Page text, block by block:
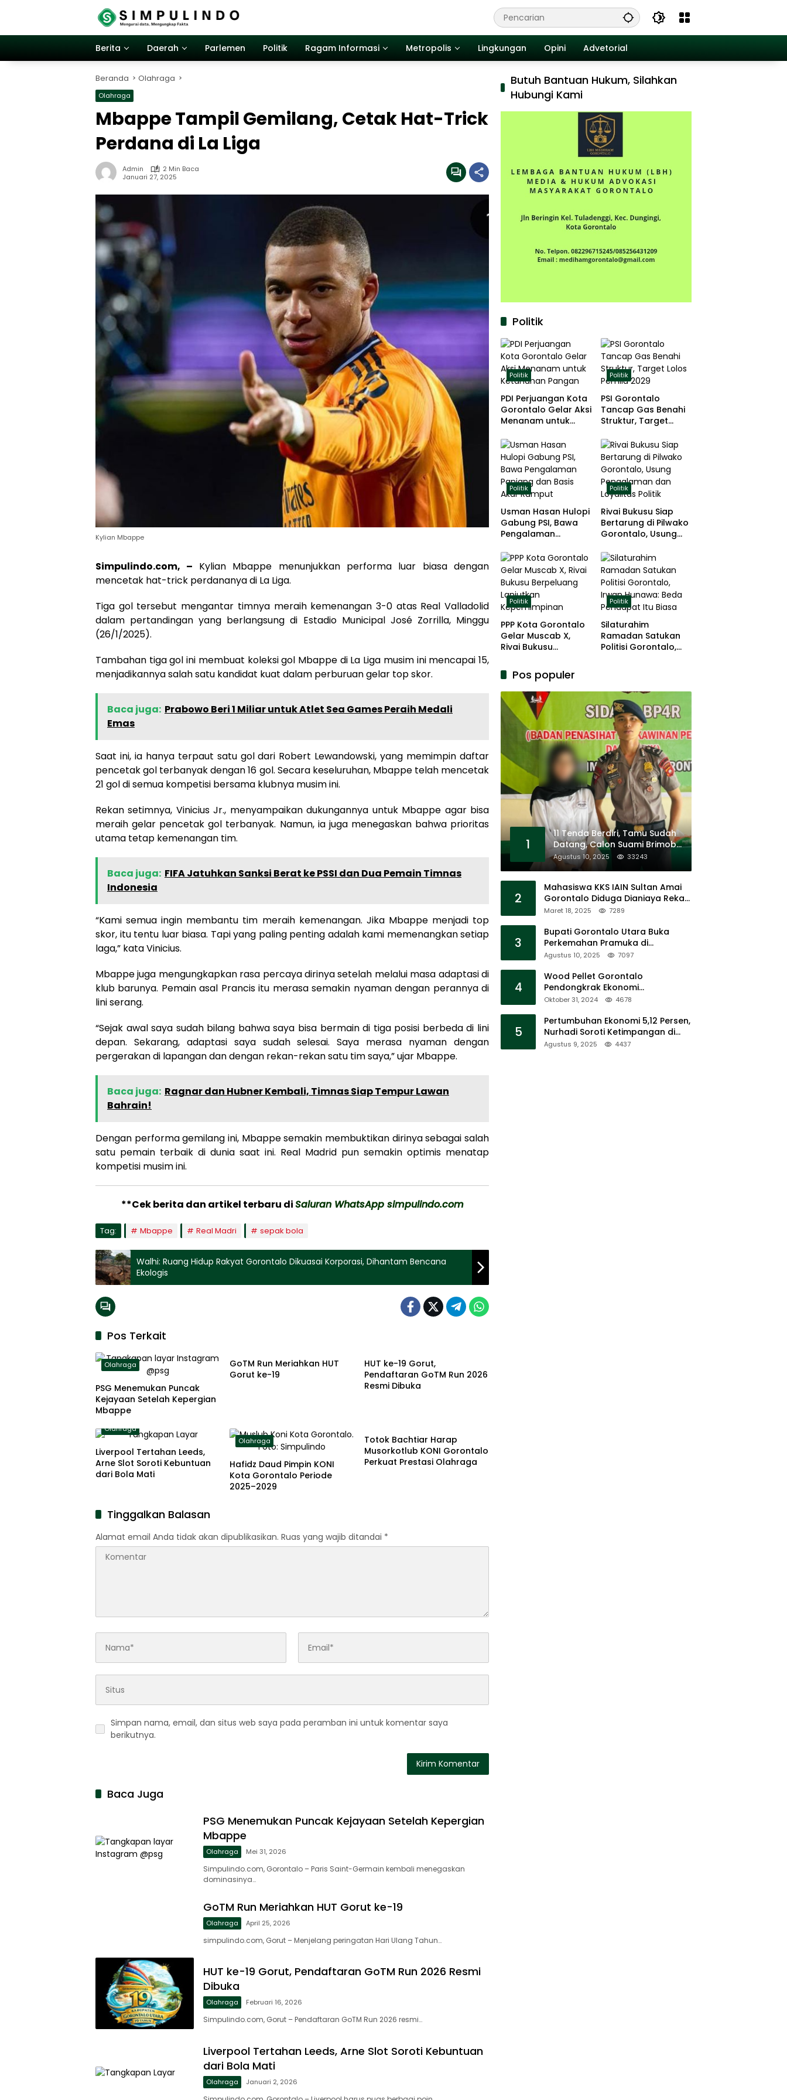
Berita
Daerah Parlemen Politik Ragam Informasi Metropolis Lingkungan Opini Advetorial
Beranda Olahraga
Olahraga
Mbappe Tampil Gemilang, Cetak Hat-Trick
Perdana di La Liga
Admin
2 Min Baca
Januari 27, 2025
Kylian Mbappe
Simpulindo.com, – Kylian Mbappe menunjukkan performa luar biasa dengan
mencetak hat-trick perdananya di La Liga.
Tiga gol tersebut mengantar timnya meraih kemenangan 3-0 atas Real Valladolid
dalam pertandingan yang berlangsung di Estadio Municipal José Zorrilla, Minggu
(26/1/2025).
Tambahan tiga gol ini membuat koleksi gol Mbappe di La Liga musim ini mencapai 15,
menjadikannya salah satu kandidat kuat dalam perburuan gelar top skor.
Baca juga: Prabowo Beri 1 Miliar untuk Atlet Sea Games Peraih Medali
Emas
Saat ini, ia hanya terpaut satu gol dari Robert Lewandowski, yang memimpin daftar
pencetak gol terbanyak dengan 16 gol. Secara keseluruhan, Mbappe telah mencetak
21 gol di semua kompetisi bersama klubnya musim ini.
Rekan setimnya, Vinicius Jr., menyampaikan dukungannya untuk Mbappe agar bisa
meraih gelar pencetak gol terbanyak. Namun, ia juga menegaskan bahwa prioritas
utama tetap kemenangan tim.
Baca juga: FIFA Jatuhkan Sanksi Berat ke PSSI dan Dua Pemain Timnas
Indonesia
“Kami semua ingin membantu tim meraih kemenangan. Jika Mbappe menjadi top
skor, itu tentu luar biasa. Tapi yang paling penting adalah kami memenangkan setiap
laga,” kata Vinicius.
Mbappe juga mengungkapkan rasa percaya dirinya setelah melalui masa adaptasi di
klub barunya. Pemain asal Prancis itu merasa semakin nyaman dengan perannya di
lini serang.
“Sejak awal saya sudah bilang bahwa saya bisa bermain di tiga posisi berbeda di lini
depan. Sekarang, adaptasi saya sudah selesai. Saya merasa nyaman dengan
pergerakan di lapangan dan dengan rekan-rekan satu tim saya,” ujar Mbappe.
Baca juga: Ragnar dan Hubner Kembali, Timnas Siap Tempur Lawan
Bahrain!
Dengan performa gemilang ini, Mbappe semakin membuktikan dirinya sebagai salah
satu pemain terbaik di dunia saat ini. Real Madrid pun semakin optimis menatap
kompetisi musim ini.
**Cek berita dan artikel terbaru diSaluran WhatsApp simpulindo.com
Tag: Mbappe Real Madri sepak bola
Walhi: Ruang Hidup Rakyat Gorontalo Dikuasai Korporasi, Dihantam Bencana
Ekologis
Pos Terkait
Olahraga
PSG Menemukan Puncak
Kejayaan Setelah Kepergian
Mbappe
GoTM Run Meriahkan HUT
Gorut ke-19
HUT ke-19 Gorut,
Pendaftaran GoTM Run 2026
Resmi Dibuka
Olahraga
Liverpool Tertahan Leeds,
Arne Slot Soroti Kebuntuan
dari Bola Mati
Olahraga
Hafidz Daud Pimpin KONI
Kota Gorontalo Periode
2025–2029
Totok Bachtiar Harap
Musorkotlub KONI Gorontalo
Perkuat Prestasi Olahraga
Tinggalkan Balasan
Alamat email Anda tidak akan dipublikasikan. Ruas yang wajib ditandai *
Simpan nama, email, dan situs web saya pada peramban ini untuk komentar saya
berikutnya.
Baca Juga
PSG Menemukan Puncak Kejayaan Setelah Kepergian
Mbappe
Olahraga Mei 31, 2026
Simpulindo.com, Gorontalo – Paris Saint-Germain kembali menegaskan
dominasinya…
GoTM Run Meriahkan HUT Gorut ke-19
Olahraga April 25, 2026
simpulindo.com, Gorut – Menjelang peringatan Hari Ulang Tahun…
HUT ke-19 Gorut, Pendaftaran GoTM Run 2026 Resmi
Dibuka
Olahraga Februari 16, 2026
Simpulindo.com, Gorut – Pendaftaran GoTM Run 2026 resmi…
Liverpool Tertahan Leeds, Arne Slot Soroti Kebuntuan
dari Bola Mati
Olahraga Januari 2, 2026
Butuh Bantuan Hukum, Silahkan
Hubungi Kami
Politik
Politik
PDI Perjuangan Kota
Gorontalo Gelar Aksi
Menanam untuk
Politik
PSI Gorontalo
Tancap Gas Benahi
Struktur, Target
Politik
Usman Hasan Hulopi
Gabung PSI, Bawa
Pengalaman
Akar Rumput
Politik
Rivai Bukusu Siap
Bertarung di Pilwako
Gorontalo, Usung
Loyalitas Politik
Politik
PPP Kota Gorontalo
Gelar Muscab X,
Rivai Bukusu
Lanjutkan
Kepemimpinan
Politik
Silaturahim
Ramadan Satukan
Politisi Gorontalo,
Pos populer
1
11 Tenda Berdiri, Tamu Sudah
Datang, Calon Suami Brimob
Tak Pernah Muncul
Agustus 10, 2025 33243
2
Mahasiswa KKS IAIN Sultan Amai
Gorontalo Diduga Dianiaya Rekan
Sendiri di Popayato Barat
Maret 18, 2025 7289
3
Bupati Gorontalo Utara Buka
Perkemahan Pramuka di
Sumalata
Agustus 10, 2025 7097
4
Wood Pellet Gorontalo
Pendongkrak Ekonomi
Masyarakat Dan Mendorong
Oktober 31, 2024 4678
5
Pertumbuhan Ekonomi 5,12 Persen,
Nurhadi Soroti Ketimpangan di
Lapangan
Agustus 9, 2025 4437